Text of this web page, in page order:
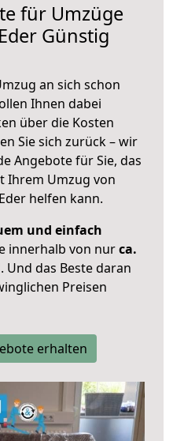
für Umzüge
Günstig
an sich schon
Ihnen dabei
über die Kosten
Sie sich zurück – wir
Angebote für Sie, das
Ihrem Umzug von
helfen kann.
und einfach
innerhalb von nurca.
Und das Beste daran
Preisen
erhalten